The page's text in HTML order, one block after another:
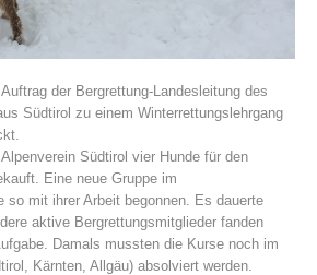
der Bergrettung-Landesleitung des
Südtirol zu einem Winterrettungslehrgang
Südtirol vier Hunde für den
Eine neue Gruppe im
so mit ihrer Arbeit begonnen. Es dauerte
aktive Bergrettungsmitglieder fanden
Damals mussten die Kurse noch im
Kärnten, Allgäu) absolviert werden.